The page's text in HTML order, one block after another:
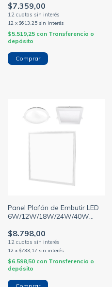
$7.359,00
12 x $613,25 sin interés
$5.519,25 con Transferencia o
depósito
Comprar
Panel Plafón de Embutir LED
6W/12W/18W/24W/40W
$8.798,00
12 x $733,17 sin interés
$6.598,50 con Transferencia o
depósito